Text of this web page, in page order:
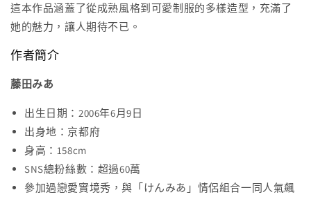
す』
數
減
少
す』
數
這本作品涵蓋了從成熟風格到可愛制服的多樣造型，充滿了
她的魅力，讓人期待不已。
作者簡介
藤田みあ
出生日期：2006年6月9日
出身地：京都府
身高：158cm
SNS總粉絲數：超過60萬
參加過戀愛實境秀，與「けんみあ」情侶組合一同人氣飆